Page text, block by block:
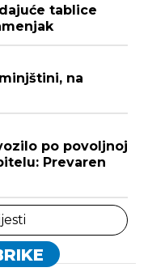
tablice
na
po povoljnoj
Prevaren